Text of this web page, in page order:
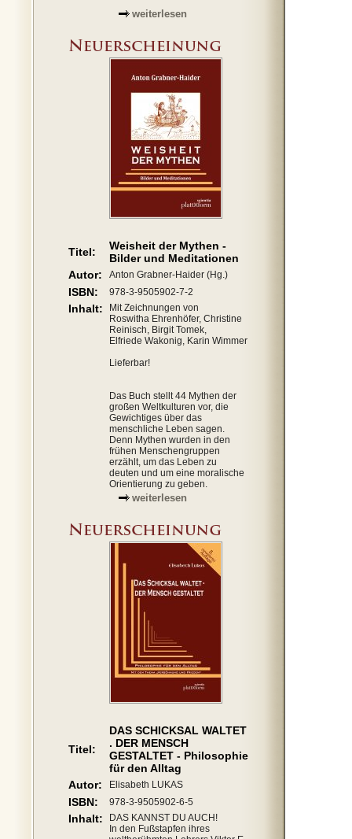
weiterlesen
Titel:
Weisheit der Mythen -
Bilder und Meditationen
Autor:
Anton Grabner-Haider (Hg.)
ISBN: 978-3-9505902-7-2
Inhalt:
Mit Zeichnungen von
Roswitha Ehrenhöfer, Christine
Reinisch, Birgit Tomek,
Elfriede Wakonig, Karin Wimmer
Lieferbar!
Das Buch stellt 44 Mythen der
großen Weltkulturen vor, die
Gewichtiges über das
menschliche Leben sagen.
Denn Mythen wurden in den
frühen Menschengruppen
erzählt, um das Leben zu
deuten und um eine moralische
Orientierung zu geben.
weiterlesen
Titel:
DAS SCHICKSAL WALTET
. DER MENSCH
GESTALTET - Philosophie
für den Alltag
Autor:
Elisabeth LUKAS
ISBN: 978-3-9505902-6-5
Inhalt:
DAS KANNST DU AUCH!
In den Fußstapfen ihres